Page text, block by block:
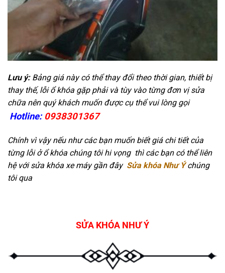
Lưu ý:Bảng giá này có thể thay đổi theo thời gian, thiết bị
thay thế, lỗi ổ khóa gặp phải và tùy vào từng đơn vị sửa
chữa nên quý khách muốn được cụ thể vui lòng gọi
Hotline: 0938301367
Chính vì vậy nếu như các bạn muốn biết giá chi tiết của
từng lỗi ở ổ khóa chúng tôi hi vọng thì các bạn có thể liên
hệ với sửa khóa xe máy gần đây Sửa khóa Như Ýchúng
tôi qua
SỬA KHÓA NHƯ Ý